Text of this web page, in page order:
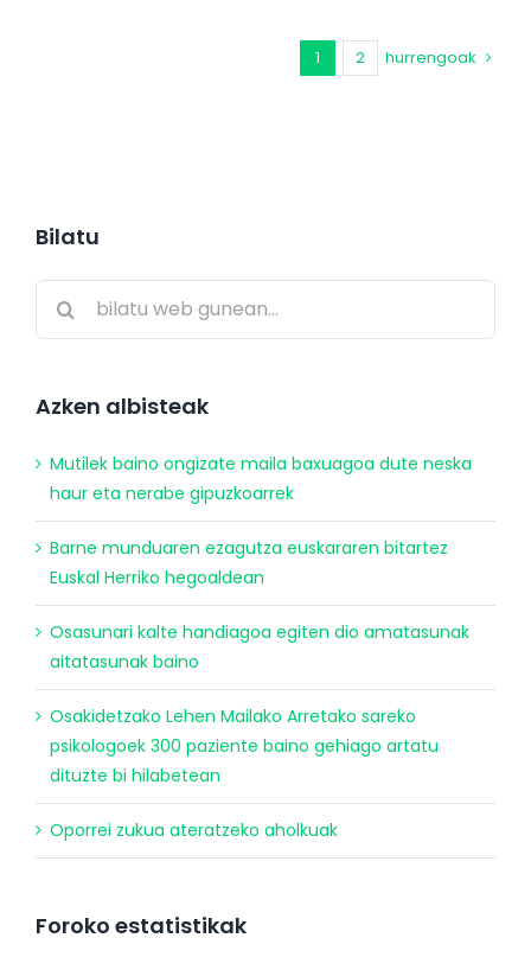
1 2 hurrengoak
Bilatu
for:
Azken albisteak
Mutilek baino ongizate maila baxuagoa dute neska
haur eta nerabe gipuzkoarrek
Barne munduaren ezagutza euskararen bitartez
Euskal Herriko hegoaldean
Osasunari kalte handiagoa egiten dio amatasunak
aitatasunak baino
Osakidetzako Lehen Mailako Arretako sareko
psikologoek 300 paziente baino gehiago artatu
dituzte bi hilabetean
Oporrei zukua ateratzeko aholkuak
Foroko estatistikak